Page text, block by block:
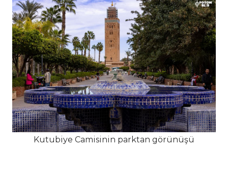
Kutubiye Camisinin parktan görünüşü